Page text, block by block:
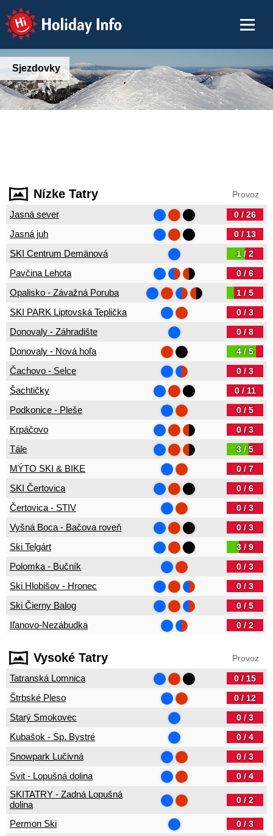
Holiday Info
Sjezdovky
Nízke Tatry Provoz
Jasná sever 0 / 26
Jasná juh 0 / 13
SKI Centrum Demänová 1 / 2
Pavčina Lehota 0 / 6
Opalisko - Závažná Poruba 1 / 5
SKI PARK Liptovská Teplička 0 / 3
Donovaly - Záhradište 0 / 8
Donovaly - Nová hoľa 4 / 5
Čachovo - Selce 0 / 3
Šachtičky 0 / 11
Podkonice - Pleše 0 / 5
Krpáčovo 0 / 3
Tále 3 / 5
MÝTO SKI & BIKE 0 / 7
SKI Čertovica 0 / 6
Čertovica - STIV 0 / 3
Vyšná Boca - Bačova roveň 0 / 3
Ski Telgárt 3 / 9
Polomka - Bučník 0 / 3
Ski Hlobišov - Hronec 0 / 3
Ski Čierny Balog 0 / 5
Iľanovo-Nezábudka 0 / 2
Vysoké Tatry Provoz
Tatranská Lomnica 0 / 15
Štrbské Pleso 0 / 12
Starý Smokovec 0 / 3
Kubašok - Sp. Bystré 0 / 4
Snowpark Lučivná 0 / 3
Svit - Lopušná dolina 0 / 4
SKITATRY - Zadná Lopušná
dolina
0 / 2
Permon Ski 0 / 3